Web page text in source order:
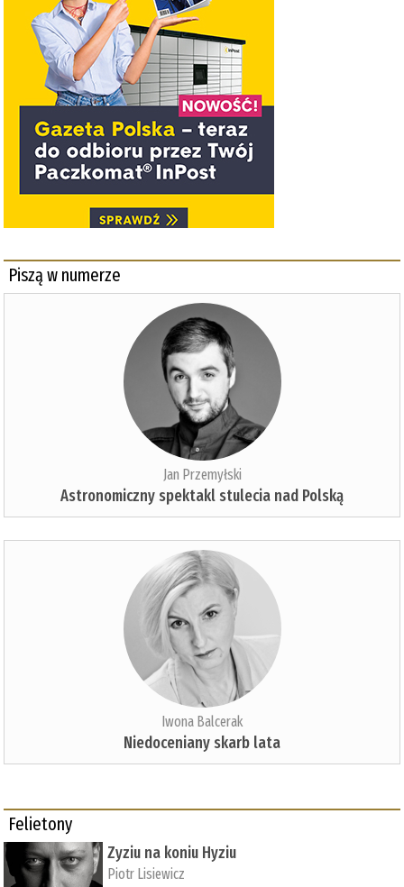
Piszą w numerze
Jan Przemyłski
Astronomiczny spektakl stulecia nad Polską
Iwona Balcerak
Niedoceniany skarb lata
Felietony
Zyziu na koniu Hyziu
Piotr Lisiewicz